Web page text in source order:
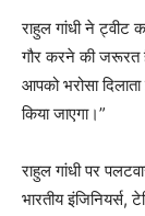
राहुल गांधी ने ट्वीट
गौर करने की जरूरत
आपको भरोसा
किया जाएगा।”
राहुल गांधी पर
भारतीय